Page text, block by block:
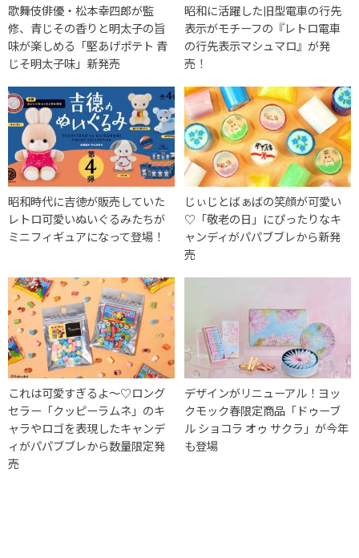
歌舞伎俳優・松本幸四郎が監
修、青じその香りと明太子の旨
味が楽しめる「堅あげポテト 青
じそ明太子味」新発売
昭和に活躍した旧型電車の行先
表示がモチーフの『レトロ電車
の行先表示マシュマロ』が発
売！
昭和時代に吉徳が販売していた
レトロ可愛いぬいぐるみたちが
ミニフィギュアになって登場！
じぃじとばぁばの笑顔が可愛い
♡「敬老の日」にぴったりなキ
ャンディがパパブブレから新発
売
これは可愛すぎるよ〜♡ロング
セラー「クッピーラムネ」のキ
ャラやロゴを表現したキャンデ
ィがパパブブレから数量限定発
売
デザインがリニューアル！ヨッ
クモック春限定商品「ドゥーブ
ル ショコラ オゥ サクラ」が今年
も登場